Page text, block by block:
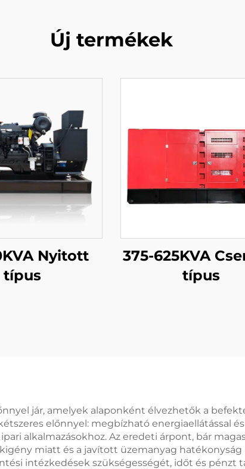
Új termékek
Nyitott
típus
375-625KVA
típus
jár, amelyek alaponként élvezhetők a
előnnyel: megbízható energiaellátással
alkalmazásokhoz. Az eredeti árpont, bár
miatt és a javított üzemanyag
intézkedések szükségességét, időt és pénzt